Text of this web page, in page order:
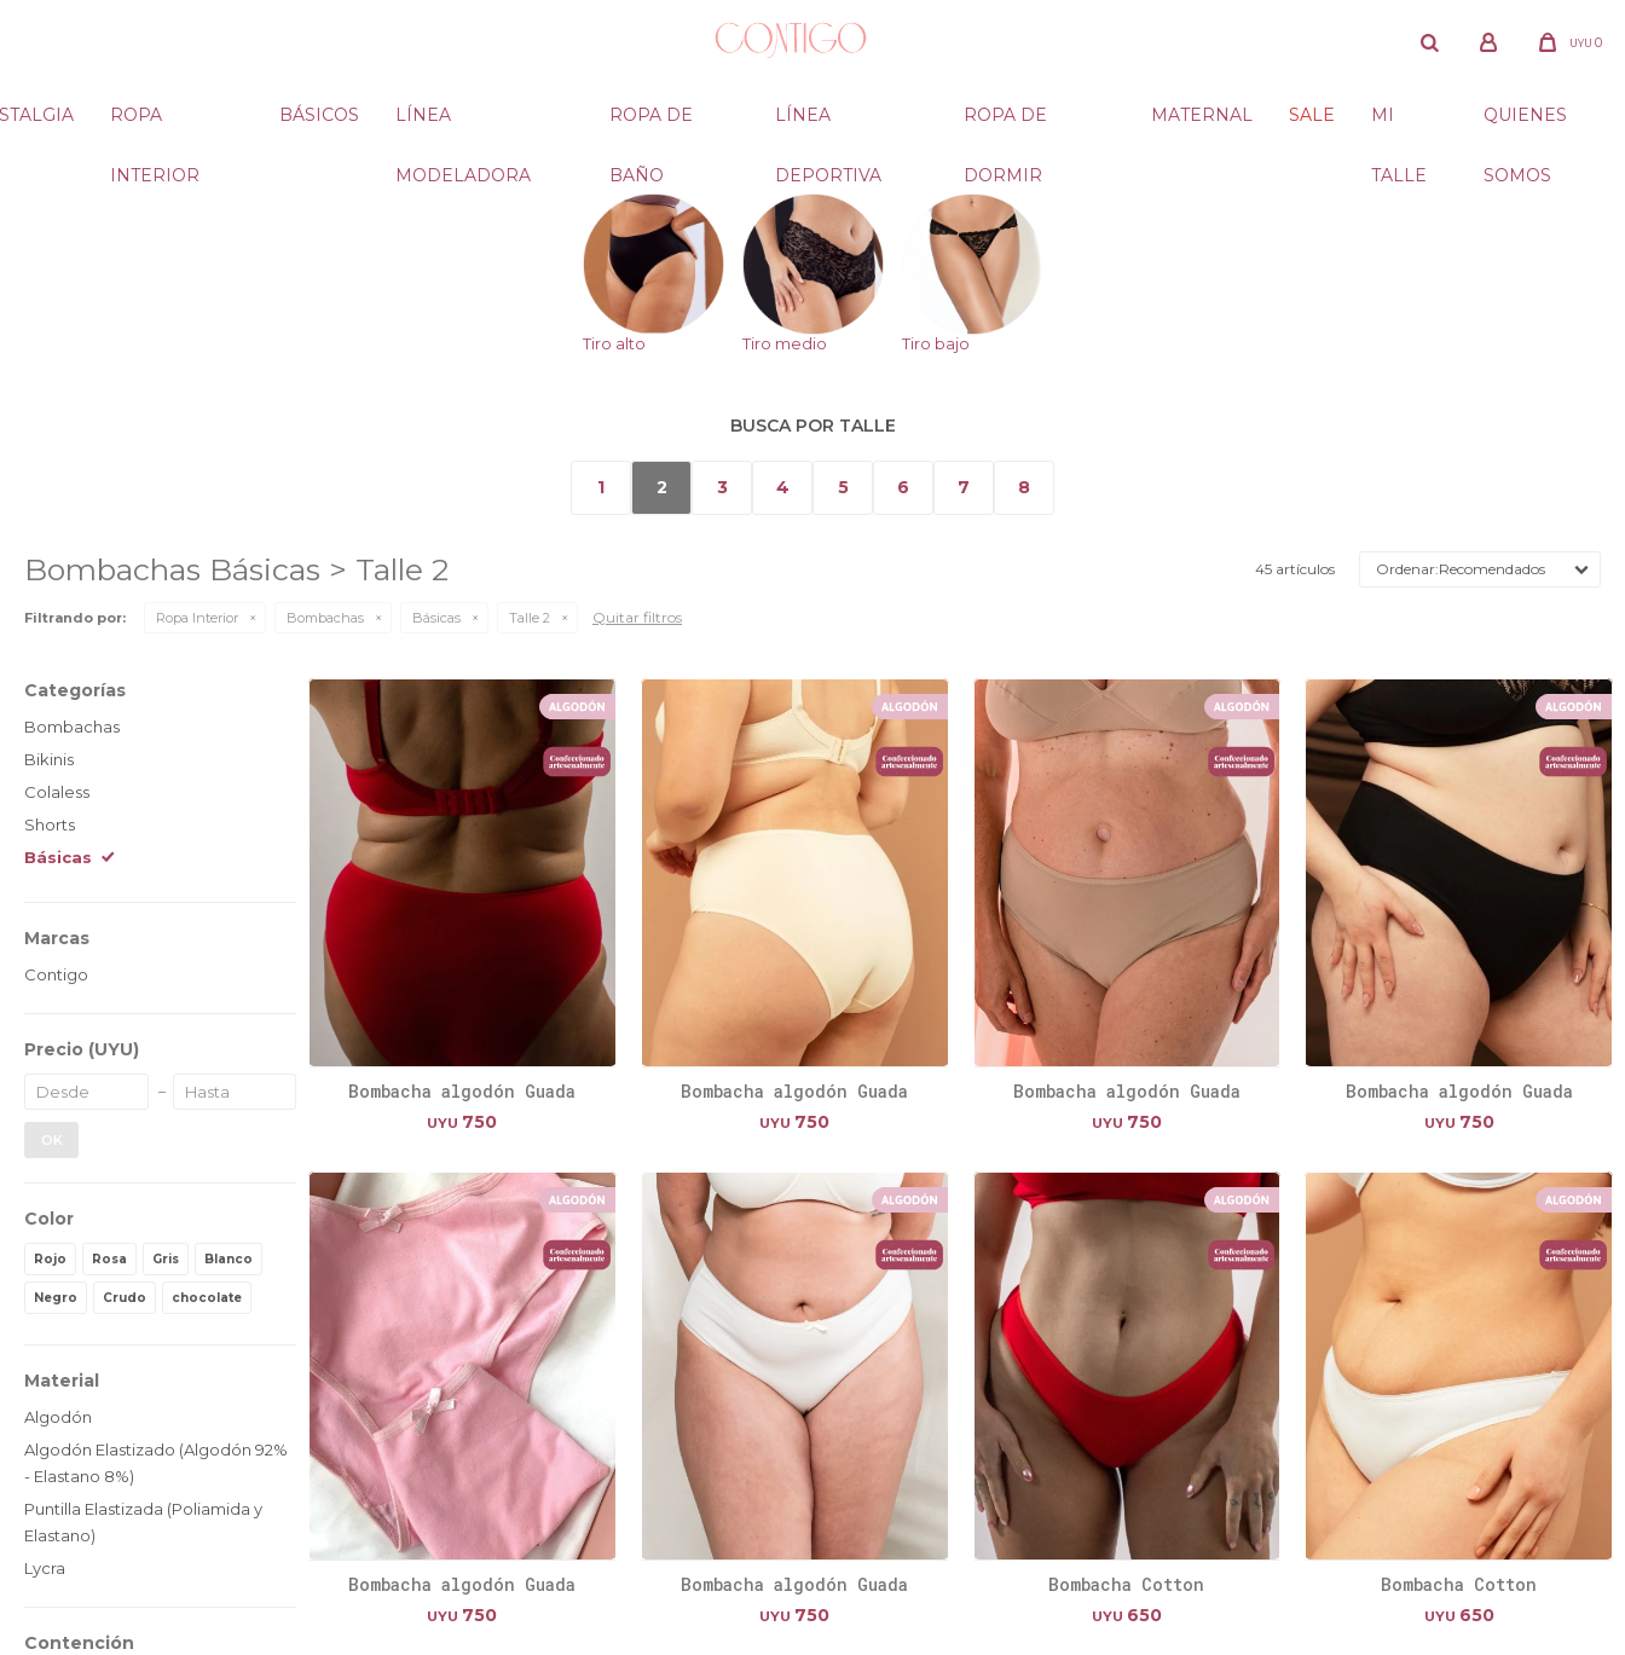
ROPA
INTERIOR
BÁSICOS LÍNEA
MODELADORA
ROPA DE
BAÑO
LÍNEA
DEPORTIVA
ROPA DE
DORMIR
MATERNAL SALE MI
TALLE
QUIENES
SOMOS
UYU 0
Tiro alto Tiro medio Tiro bajo
BUSCA POR TALLE
1 2 3 4 5 6 7 8
Bombachas Básicas > Talle 2 45 artículos Recomendados
Filtrando por: Ropa Interior Bombachas Básicas Talle 2 Quitar filtros
Bombacha algodón Guada
UYU 750
Bombacha algodón Guada
UYU 750
Bombacha algodón Guada
UYU 750
Bombacha algodón Guada
UYU 750
Bombacha algodón Guada
UYU 750
Bombacha algodón Guada
UYU 750
Bombacha Cotton
UYU 650
Bombacha Cotton
UYU 650
Categorías
Bombachas
Bikinis
Colaless
Shorts
Básicas
Marcas
Contigo
Precio (UYU)
OK
Color
Rojo Rosa Gris Blanco
Negro Crudo chocolate
Material
Algodón
Algodón Elastizado (Algodón 92%
- Elastano 8%)
Puntilla Elastizada (Poliamida y
Elastano)
Lycra
Contención